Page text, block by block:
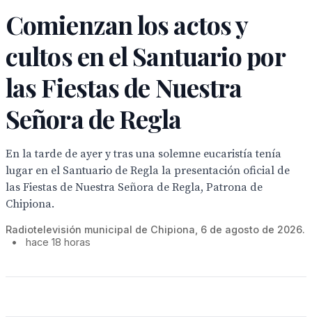
Comienzan los actos y
cultos en el Santuario por
las Fiestas de Nuestra
Señora de Regla
En la tarde de ayer y tras una solemne eucaristía tenía
lugar en el Santuario de Regla la presentación oficial de
las Fiestas de Nuestra Señora de Regla, Patrona de
Chipiona.
Radiotelevisión municipal de Chipiona, 6 de agosto de 2026.
•
hace 18 horas